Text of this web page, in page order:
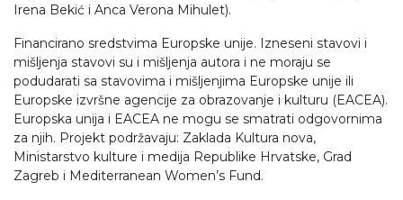
Irena Bekić i Anca Verona Mihulet).
Financirano sredstvima Europske unije. Izneseni stavovi i
mišljenja stavovi su i mišljenja autora i ne moraju se
podudarati sa stavovima i mišljenjima Europske unije ili
Europske izvršne agencije za obrazovanje i kulturu (EACEA).
Europska unija i EACEA ne mogu se smatrati odgovornima
za njih. Projekt podržavaju: Zaklada Kultura nova,
Ministarstvo kulture i medija Republike Hrvatske, Grad
Zagreb i Mediterranean Women’s Fund.